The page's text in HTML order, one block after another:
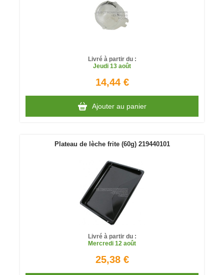
Livré à partir du :
Jeudi 13 août
14,44 €
Ajouter au panier
Plateau de lèche frite (60g) 219440101
Livré à partir du :
Mercredi 12 août
25,38 €